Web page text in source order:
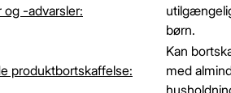
-advarsler:
børn.
produktbortskaffelse:
Kan
med